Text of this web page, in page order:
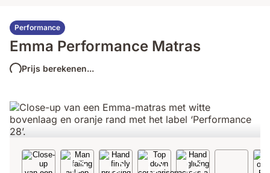
Performance
Emma Performance Matras
Prijs berekenen...